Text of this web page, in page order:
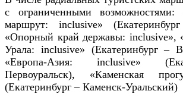
с ограниченными возможностями:
маршрут: inclusive»
«Опорный край державы: inclusive»,
Урала: inclusive» (Екатеринбург –
«Европа-Азия: inclusive»
Первоуральск), «Каменская
(Екатеринбург – Каменск-Уральский)